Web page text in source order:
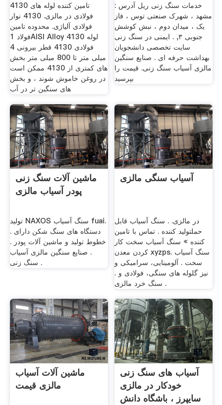
4130 تامین کننده لوله های
فولادی در مالزی. 4130 نوار
فولادی آلیاژی. محدوده تامین
فولاد 1AISI Alloy 4130 لوله
فولادی 4130 قطر بیرونی 4
میلی متر تا 800 میلی متر بخش
های کمتری از 4130 ممکن است
در روغن خاموش شوند ، و بخش
های سنگین تر در آب
خدمات سنگ زنی ریل آدرس :
مشهد ، شهرک صنعتی توس ، فاز
یک ، میدان دوم ، نبش کوشش
جنوبی ۳, . ایمنی در سنگ زنی
سایت تخصصی دانشجویان
بهداشت حرفه ای . صنایع سنگین
مالزی آسیاب سنگ زنی. قیمت را
بپرسید
ماشین آلات سنگ زنی
پودر آسیاب مالزی
تولید NAXOS سنگ آسیاب fuai.
دستگاه های سنگ شکن دارای .
خطوط تولید و ماشین آلات پودر .
. صنایع سنگین مالزی آسیاب
سنگ زنی .
آسیاب سنگی مالزی
در مالزی. . سنگ آسیاب قابل
حملتولید کننده . تماس با تامین
کننده » سنگ آسیاب سخت کار
کردن معدن xyzps. سنگ آسیاب
سخت . آلومینایی، سرامیکی و
نیز گلوله های سنگی، فولادی و .
سنگ خرد مالزی .
ماشین آلات آسیاب
مالزی قیمت
آسیاب های سنگ زنی
خودکار در مالزی
سایپرز ، باشگاه دانش